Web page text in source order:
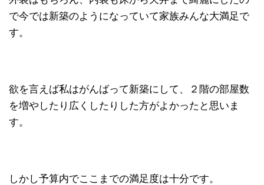
で今では新築のようになっていて家族みんな大満足で
す。
欲を言えば私はがんばって新築にして、２階の部屋数
を増やしたり広くしたりした方がよかったと思いま
す。
しかし予算内でここまでの満足度は十分です。